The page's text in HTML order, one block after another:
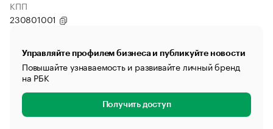
КПП
230801001
Управляйте профилем бизнеса и публикуйте новости
Повышайте узнаваемость и развивайте личный бренд
на РБК
Получить доступ